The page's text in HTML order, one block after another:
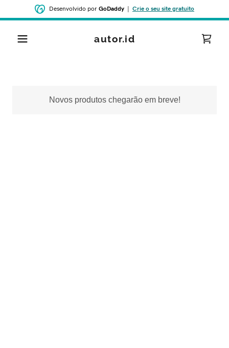
Desenvolvido por GoDaddy Crie o seu site gratuito
autor.id
Novos produtos chegarão em breve!